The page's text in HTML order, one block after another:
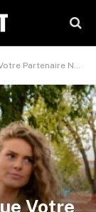
Valorise Plus Votre Relation
Votre